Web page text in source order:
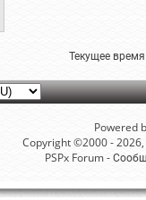
Текущее
Powered
Copyright ©2000 -
PSPx Forum -